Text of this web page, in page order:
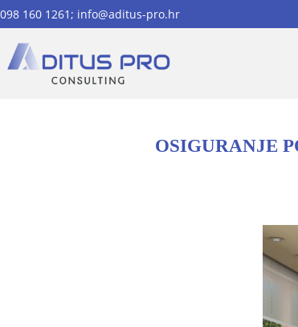
098 160 1261; info@aditus-pro.hr
OSIGURANJE